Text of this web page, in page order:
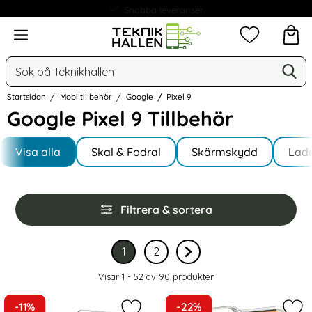
Meny
Sök
Mina
Startsidan Mobiltillbehör Google Pixel 9
Google Pixel 9 Tillbehör
Hoppa
produkter
Underkategorier
Visa alla
I Pixel 9 Skal & Fodral Skärmskydd
Hoppa
över
filtersektionen
Filtrera & sortera
Filtrera & sortera
Nuvarande sida, sidan
1
av 2
Gå till sidan
2
av 2
Gå till nästa sida sidan
Visar 1 - 52 av 90 produkter
produktlista
-11% -22%